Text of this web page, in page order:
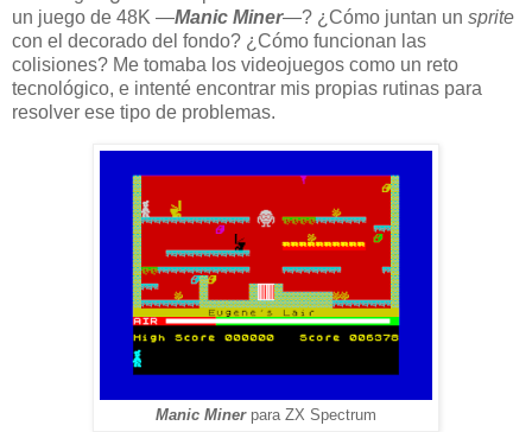
un juego de 48K —Manic Miner—? ¿Cómo juntan un sprite
con el decorado del fondo? ¿Cómo funcionan las
colisiones? Me tomaba los videojuegos como un reto
tecnológico, e intenté encontrar mis propias rutinas para
resolver ese tipo de problemas.
Manic Minerpara ZX Spectrum